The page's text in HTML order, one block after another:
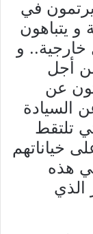
في
يتباهون
خارجية.. و
أجل
عن
السيادة
تلتقط
خياناتهم
هذه
الذي